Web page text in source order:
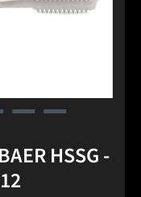
HSSG -